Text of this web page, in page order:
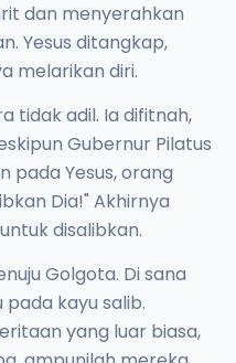
dan menyerahkan
Yesus ditangkap,
melarikan diri.
tidak adil. Ia difitnah,
Gubernur Pilatus
pada Yesus, orang
Dia!" Akhirnya
disalibkan.
Golgota. Di sana
kayu salib.
yang luar biasa,